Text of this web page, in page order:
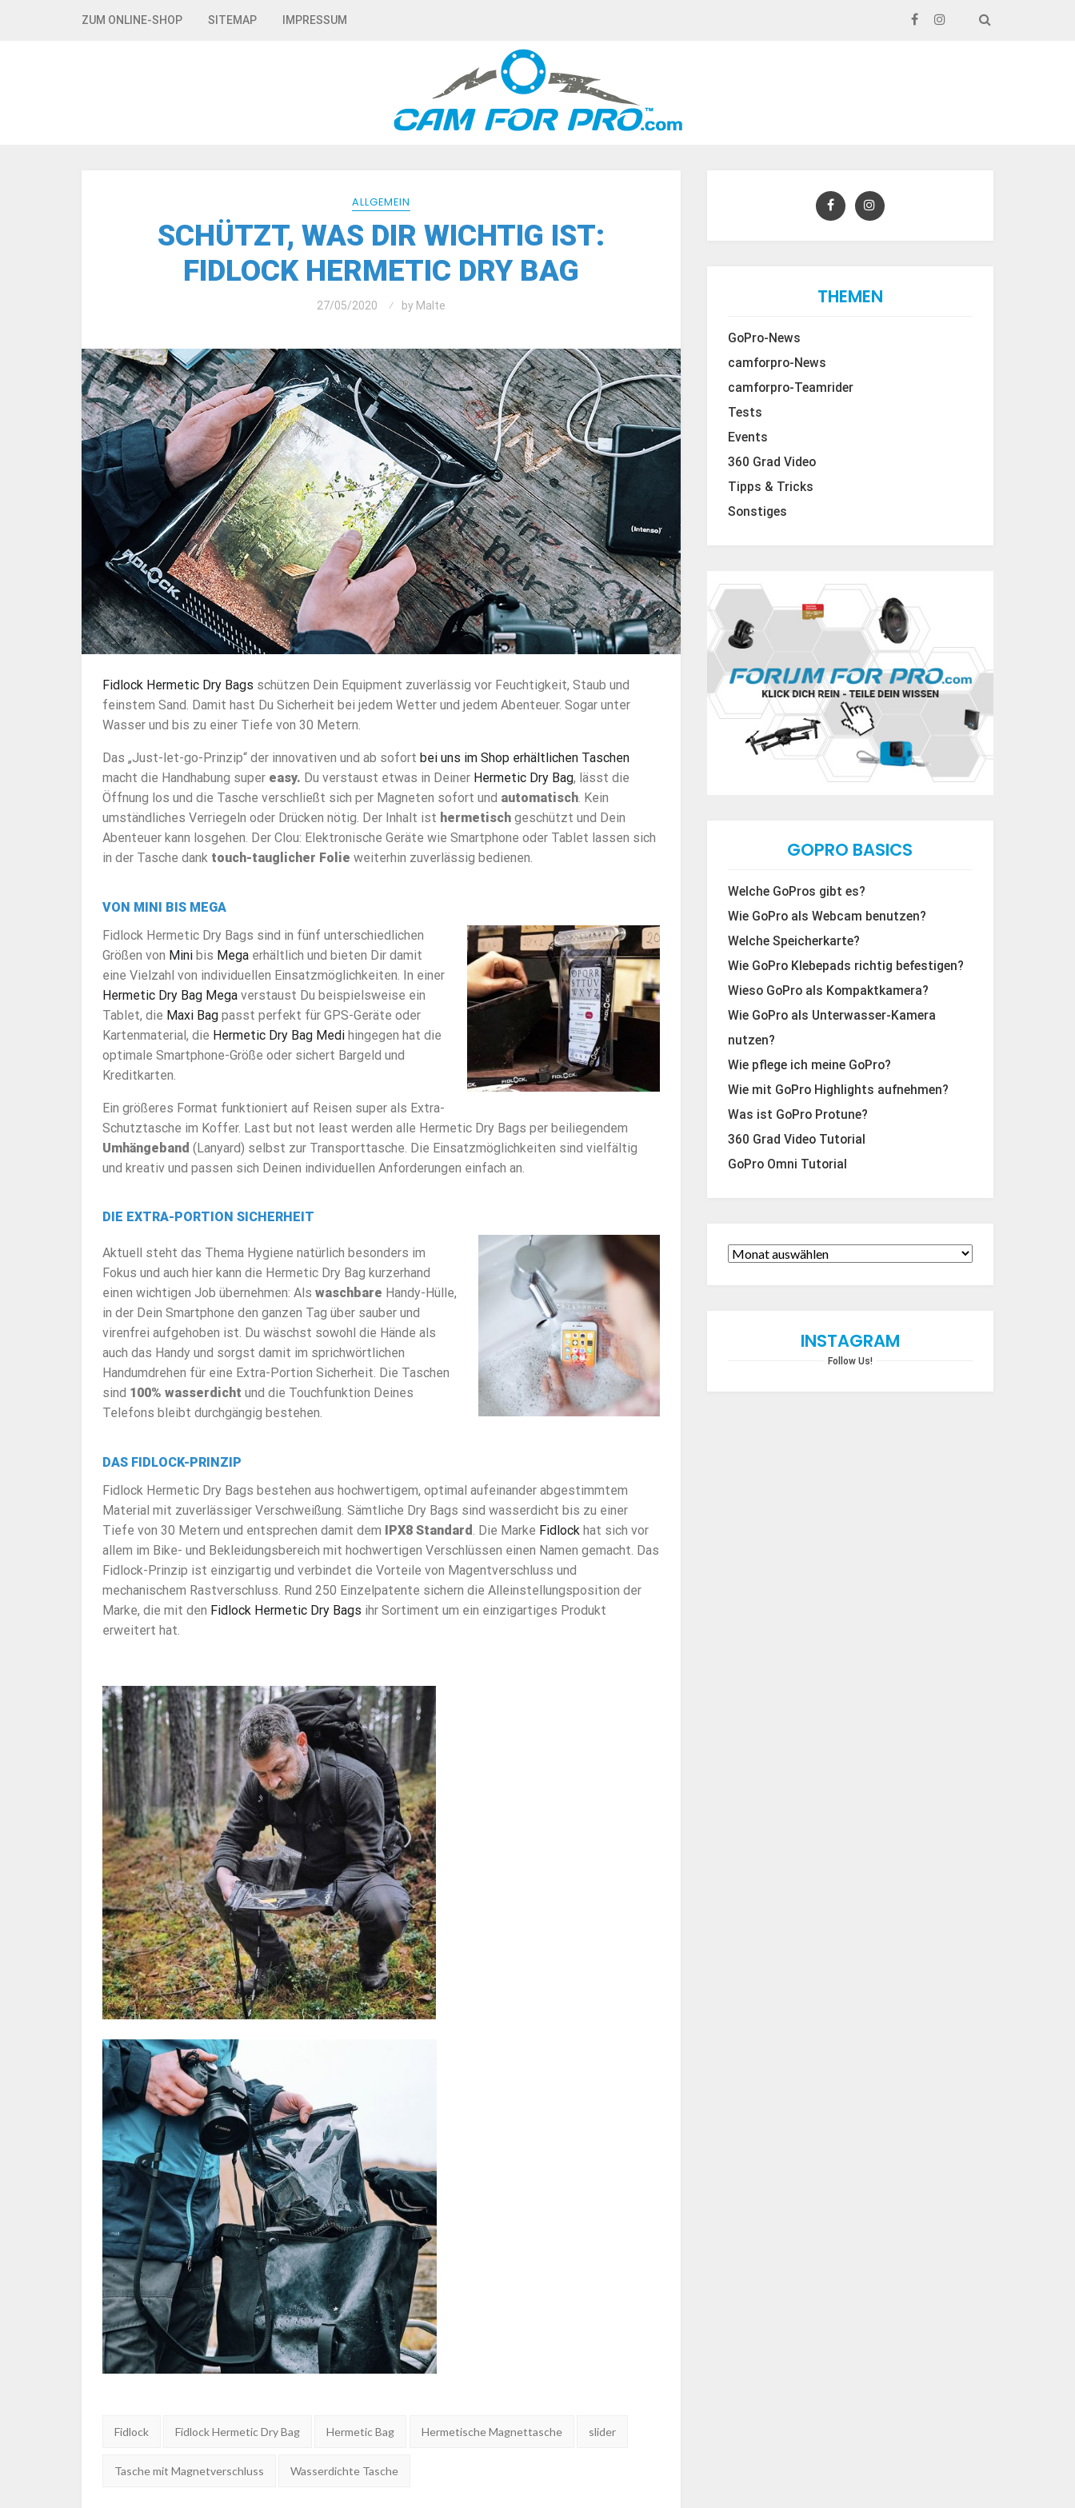
ZUM ONLINE-SHOP SITEMAP IMPRESSUM SEARCH
ALLGEMEIN
SCHÜTZT, WAS DIR WICHTIG IST:
FIDLOCK HERMETIC DRY BAG
27/05/2020 by Malte
Fidlock Hermetic Dry Bags schützen Dein Equipment zuverlässig vor Feuchtigkeit, Staub und
feinstem Sand. Damit hast Du Sicherheit bei jedem Wetter und jedem Abenteuer. Sogar unter
Wasser und bis zu einer Tiefe von 30 Metern.
Das „Just-let-go-Prinzip“ der innovativen und ab sofort bei uns im Shop erhältlichen Taschen
macht die Handhabung super easy. Du verstaust etwas in Deiner Hermetic Dry Bag, lässt die
Öffnung los und die Tasche verschließt sich per Magneten sofort und automatisch. Kein
umständliches Verriegeln oder Drücken nötig. Der Inhalt ist hermetischgeschützt und Dein
Abenteuer kann losgehen. Der Clou: Elektronische Geräte wie Smartphone oder Tablet lassen sich
in der Tasche dank touch-tauglicher Folie weiterhin zuverlässig bedienen.
VON MINI BIS MEGA
Fidlock Hermetic Dry Bags sind in fünf unterschiedlichen
Größen von Minibis Megaerhältlich und bieten Dir damit
eine Vielzahl von individuellen Einsatzmöglichkeiten. In einer
Hermetic Dry Bag Megaverstaust Du beispielsweise ein
Tablet, die Maxi Bagpasst perfekt für GPS-Geräte oder
Kartenmaterial, die Hermetic Dry Bag Medihingegen hat die
optimale Smartphone-Größe oder sichert Bargeld und
Kreditkarten.
Ein größeres Format funktioniert auf Reisen super als Extra-
Schutztasche im Koffer. Last but not least werden alle Hermetic Dry Bags per beiliegendem
Umhängeband (Lanyard) selbst zur Transporttasche. Die Einsatzmöglichkeiten sind vielfältig
und kreativ und passen sich Deinen individuellen Anforderungen einfach an.
DIE EXTRA-PORTION SICHERHEIT
Aktuell steht das Thema Hygiene natürlich besonders im
Fokus und auch hier kann die Hermetic Dry Bag kurzerhand
einen wichtigen Job übernehmen: Als waschbare Handy-Hülle,
in der Dein Smartphone den ganzen Tag über sauber und
virenfrei aufgehoben ist. Du wäschst sowohl die Hände als
auch das Handy und sorgst damit im sprichwörtlichen
Handumdrehen für eine Extra-Portion Sicherheit. Die Taschen
sind 100% wasserdicht und die Touchfunktion Deines
Telefons bleibt durchgängig bestehen.
DAS FIDLOCK-PRINZIP
Fidlock Hermetic Dry Bags bestehen aus hochwertigem, optimal aufeinander abgestimmtem
Material mit zuverlässiger Verschweißung. Sämtliche Dry Bags sind wasserdicht bis zu einer
Tiefe von 30 Metern und entsprechen damit dem IPX8 Standard . Die Marke Fidlock hat sich vor
allem im Bike- und Bekleidungsbereich mit hochwertigen Verschlüssen einen Namen gemacht. Das
Fidlock-Prinzip ist einzigartig und verbindet die Vorteile von Magentverschluss und
mechanischem Rastverschluss. Rund 250 Einzelpatente sichern die Alleinstellungsposition der
Marke, die mit den Fidlock Hermetic Dry Bags ihr Sortiment um ein einzigartiges Produkt
erweitert hat.
Tags:
Fidlock Fidlock Hermetic Dry Bag Hermetic Bag Hermetische Magnettasche slider
Tasche mit Magnetverschluss Wasserdichte Tasche
THEMEN
GoPro-News
camforpro-News
camforpro-Teamrider
Tests
Events
360 Grad Video
Tipps & Tricks
Sonstiges
GOPRO BASICS
Welche GoPros gibt es?
Wie GoPro als Webcam benutzen?
Welche Speicherkarte?
Wie GoPro Klebepads richtig befestigen?
Wieso GoPro als Kompaktkamera?
Wie GoPro als Unterwasser-Kamera
nutzen?
Wie pflege ich meine GoPro?
Wie mit GoPro Highlights aufnehmen?
Was ist GoPro Protune?
360 Grad Video Tutorial
GoPro Omni Tutorial
INSTAGRAM
Follow Us!